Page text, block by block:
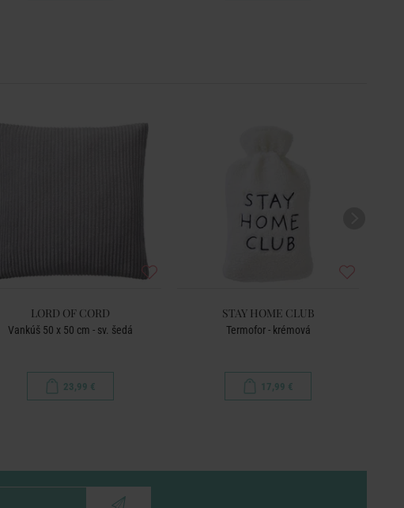
LORD OF CORD
Vankúš 50 x 50 cm - sv. šedá
23,99 €
STAY HOME CLUB
Termofor - krémová
17,99 €